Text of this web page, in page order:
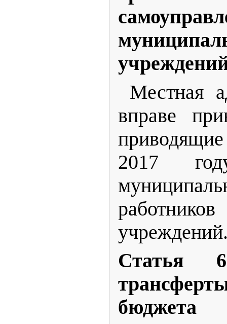
Местная
вправе
2017
Статья
бюджета